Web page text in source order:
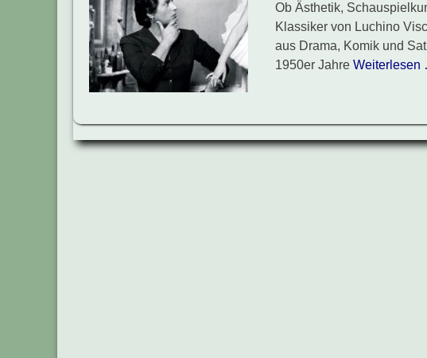
Ob Ästhetik,
Klassiker von Luchino
aus Drama, Komik und
1950er Jahre Weiterlesen